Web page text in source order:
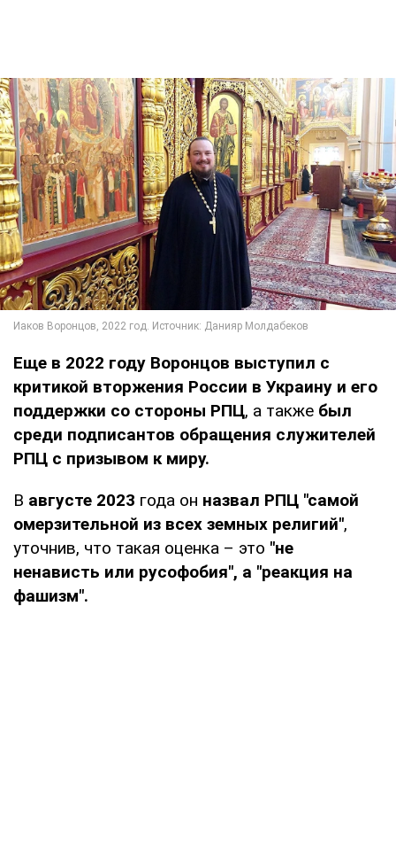
Еще в 2022 году Воронцов выступил с
критикой вторжения России в Украину и его
поддержки со стороны РПЦ, а также был
среди подписантов обращения служителей
РПЦ с призывом к миру.
В августе 2023 года он назвал РПЦ "самой
омерзительной из всех земных религий",
уточнив, что такая оценка – это "не
ненависть или русофобия", а "реакция на
фашизм".